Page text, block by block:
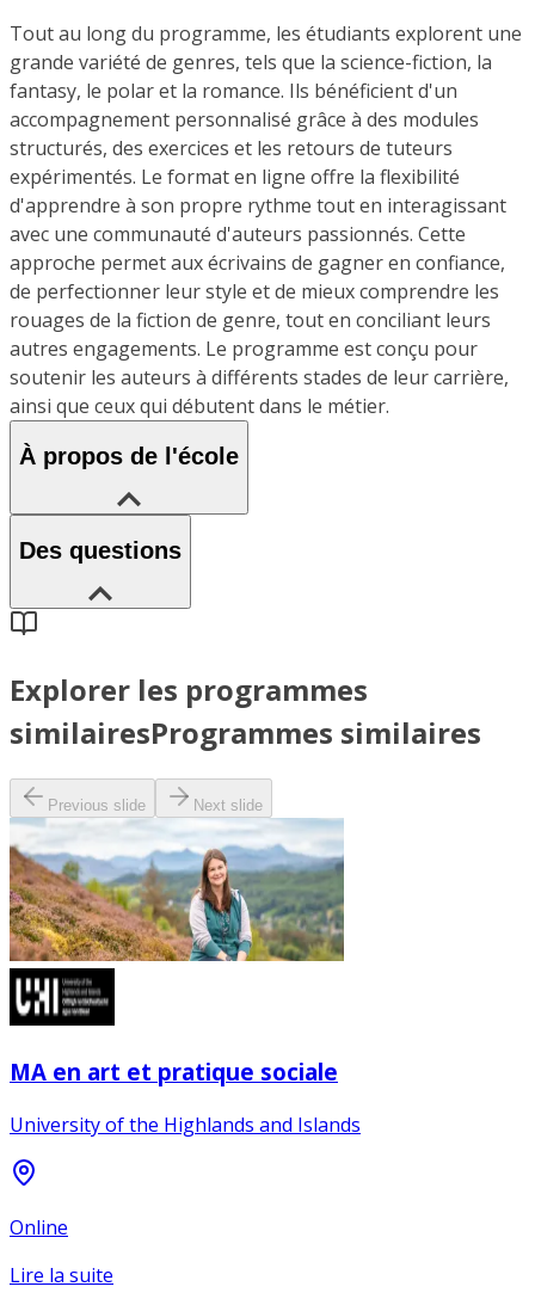
Tout au long du programme, les étudiants explorent une
grande variété de genres, tels que la science-fiction, la
fantasy, le polar et la romance. Ils bénéficient d'un
accompagnement personnalisé grâce à des modules
structurés, des exercices et les retours de tuteurs
expérimentés. Le format en ligne offre la flexibilité
d'apprendre à son propre rythme tout en interagissant
avec une communauté d'auteurs passionnés. Cette
approche permet aux écrivains de gagner en confiance,
de perfectionner leur style et de mieux comprendre les
rouages de la fiction de genre, tout en conciliant leurs
autres engagements. Le programme est conçu pour
soutenir les auteurs à différents stades de leur carrière,
ainsi que ceux qui débutent dans le métier.
À propos de l'école
Des questions
Explorer les programmes
similairesProgrammes similaires
Previous slide Next slide
MA en art et pratique sociale
University of the Highlands and Islands
Online
Lire la suite